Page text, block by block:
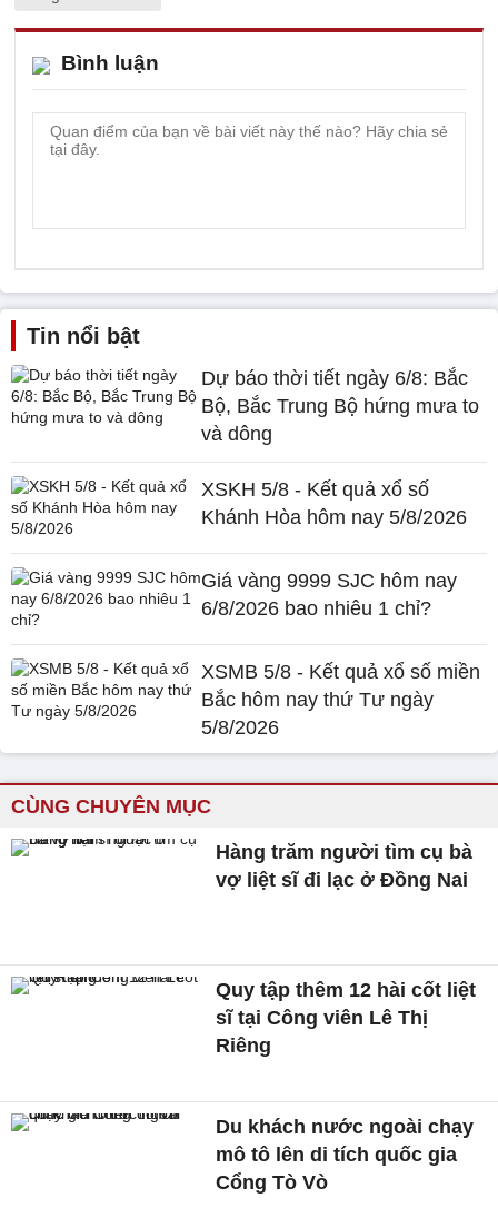
Bình luận
Tin nổi bật
Dự báo thời tiết ngày 6/8: Bắc
Bộ, Bắc Trung Bộ hứng mưa to
và dông
XSKH 5/8 - Kết quả xổ số
Khánh Hòa hôm nay 5/8/2026
Giá vàng 9999 SJC hôm nay
6/8/2026 bao nhiêu 1 chỉ?
XSMB 5/8 - Kết quả xổ số miền
Bắc hôm nay thứ Tư ngày
5/8/2026
CÙNG CHUYÊN MỤC
Hàng trăm người tìm cụ bà
vợ liệt sĩ đi lạc ở Đồng Nai
Quy tập thêm 12 hài cốt liệt
sĩ tại Công viên Lê Thị
Riêng
Du khách nước ngoài chạy
mô tô lên di tích quốc gia
Cổng Tò Vò